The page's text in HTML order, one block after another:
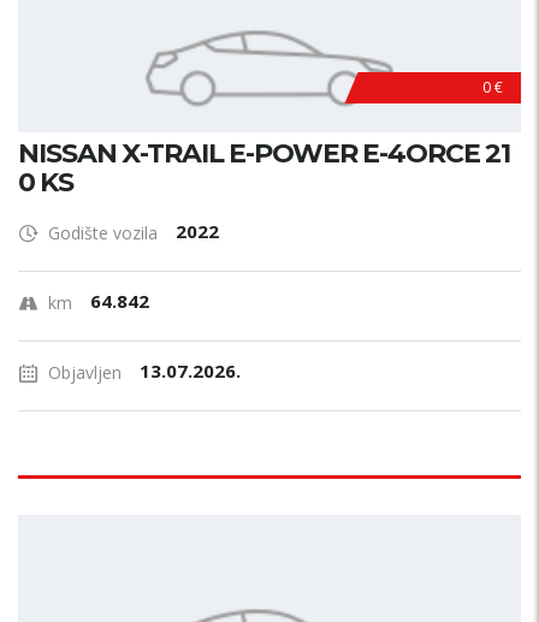
0 €
NISSAN X-TRAIL E-POWER E-4ORCE 21
0 KS
Godište vozila 2022
km 64.842
Objavljen 13.07.2026.